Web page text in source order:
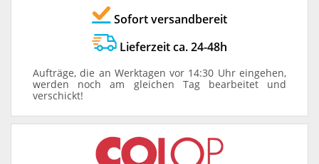
Sofort versandbereit
Lieferzeit ca. 24-48h
Aufträge, die an Werktagen vor 14:30 Uhr eingehen,
werden noch am gleichen Tag bearbeitet und
verschickt!